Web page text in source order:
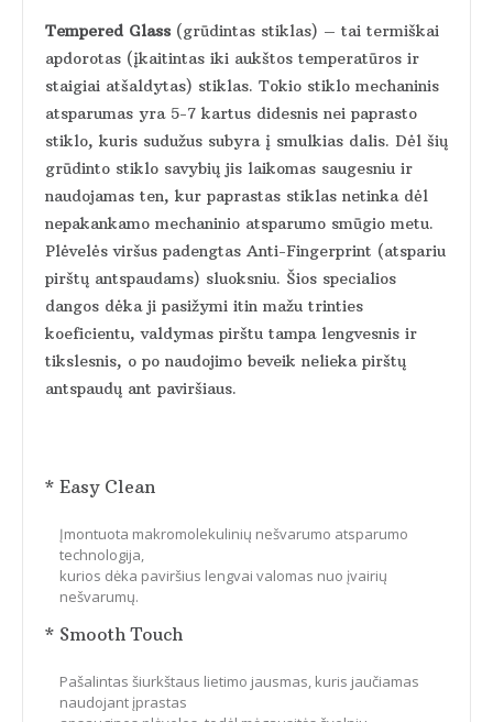
Tempered Glass (grūdintas stiklas) – tai termiškai
apdorotas (įkaitintas iki aukštos temperatūros ir
staigiai atšaldytas) stiklas. Tokio stiklo mechaninis
atsparumas yra 5-7 kartus didesnis nei paprasto
stiklo, kuris sudužus subyra į smulkias dalis. Dėl šių
grūdinto stiklo savybių jis laikomas saugesniu ir
naudojamas ten, kur paprastas stiklas netinka dėl
nepakankamo mechaninio atsparumo smūgio metu.
Plėvelės viršus padengtas Anti-Fingerprint (atspariu
pirštų antspaudams) sluoksniu. Šios specialios
dangos dėka ji pasižymi itin mažu trinties
koeficientu, valdymas pirštu tampa lengvesnis ir
tikslesnis, o po naudojimo beveik nelieka pirštų
antspaudų ant paviršiaus.
* Easy Clean
Įmontuota makromolekulinių nešvarumo atsparumo
technologija,
kurios dėka paviršius lengvai valomas nuo įvairių
nešvarumų.
* Smooth Touch
Pašalintas šiurkštaus lietimo jausmas, kuris jaučiamas
naudojant įprastas